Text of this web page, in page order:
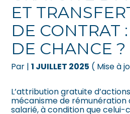
Piloter votre entreprise
Développer votre entreprise
Construire votre patrimoine
Être prêt pour la facturation
électronique
Gérer vos ressources
Dématérialiser vos documents
ET
DE CONTRAT
DE CHANCE ?
Par |1 JUILLET 2025 ( Mise à
L’attribution gratuite
mécanisme de
salarié, à condition que celui-